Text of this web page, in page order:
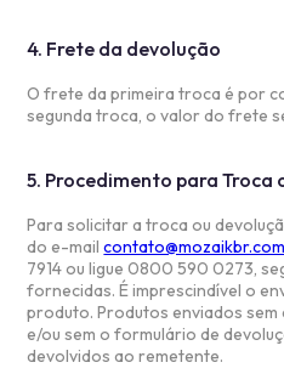
4. Frete da devolução
O frete da primeira troca é por
segunda troca, o valor do frete
5. Procedimento para Troca
Para solicitar a troca ou
do e-mailcontato@mozaikbr.com
7914 ou ligue 0800 590 0273,
fornecidas. É imprescindível o
produto. Produtos enviados sem
e/ou sem o formulário de
devolvidos ao remetente.